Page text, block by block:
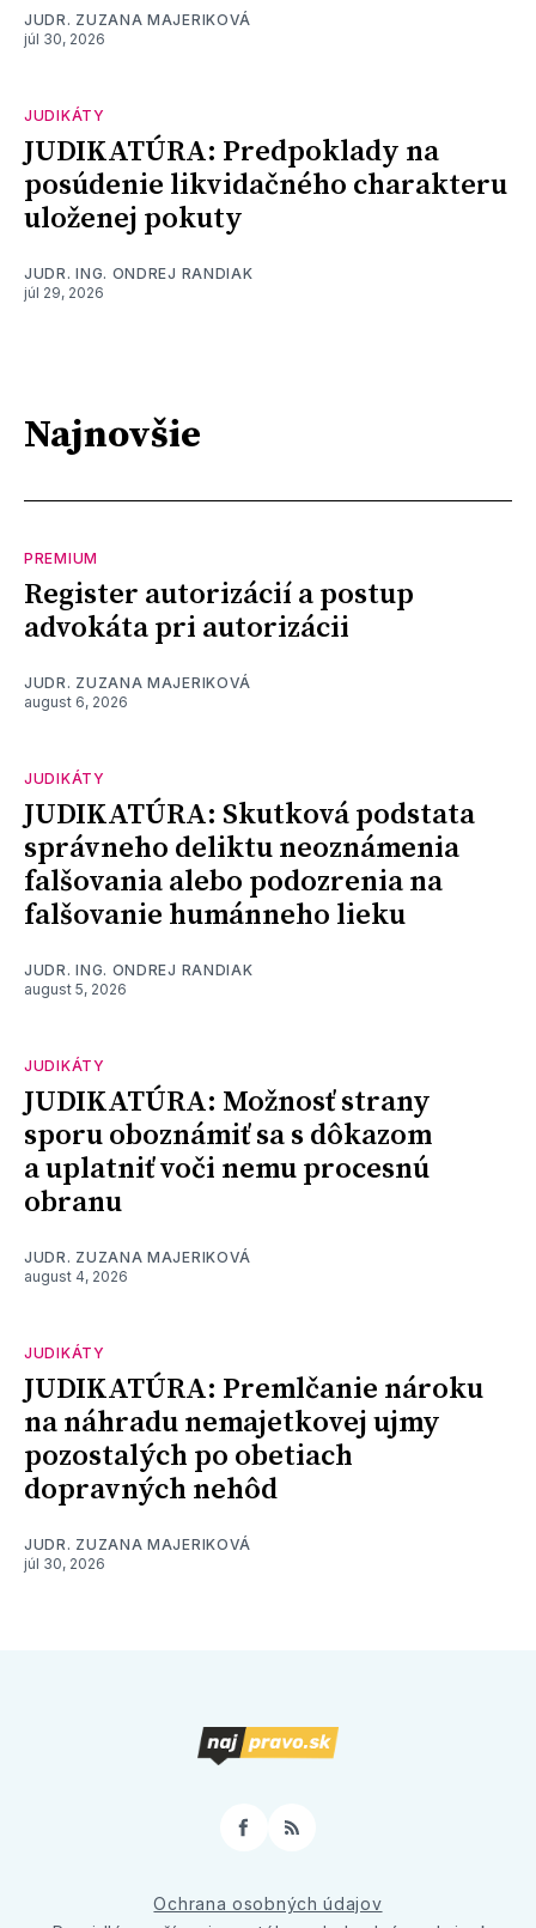
JUDR. ZUZANA MAJERIKOVÁ
júl 30, 2026
JUDIKÁTY
JUDIKATÚRA: Predpoklady na
posúdenie likvidačného charakteru
uloženej pokuty
JUDR. ING. ONDREJ RANDIAK
júl 29, 2026
Najnovšie
PREMIUM
Register autorizácií a postup
advokáta pri autorizácii
JUDR. ZUZANA MAJERIKOVÁ
august 6, 2026
JUDIKÁTY
JUDIKATÚRA: Skutková podstata
správneho deliktu neoznámenia
falšovania alebo podozrenia na
falšovanie humánneho lieku
JUDR. ING. ONDREJ RANDIAK
august 5, 2026
JUDIKÁTY
JUDIKATÚRA: Možnosť strany
sporu oboznámiť sa s dôkazom
a uplatniť voči nemu procesnú
obranu
JUDR. ZUZANA MAJERIKOVÁ
august 4, 2026
JUDIKÁTY
JUDIKATÚRA: Premlčanie nároku
na náhradu nemajetkovej ujmy
pozostalých po obetiach
dopravných nehôd
JUDR. ZUZANA MAJERIKOVÁ
júl 30, 2026
Facebook
RSS
Ochrana osobných údajov